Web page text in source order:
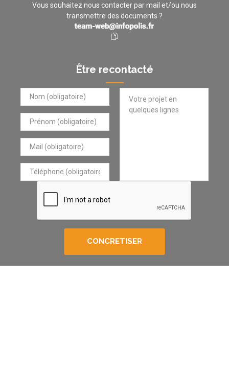
Vous souhaitez nous contacter par mail et/ou nous
transmettre des documents ?
Être recontacté